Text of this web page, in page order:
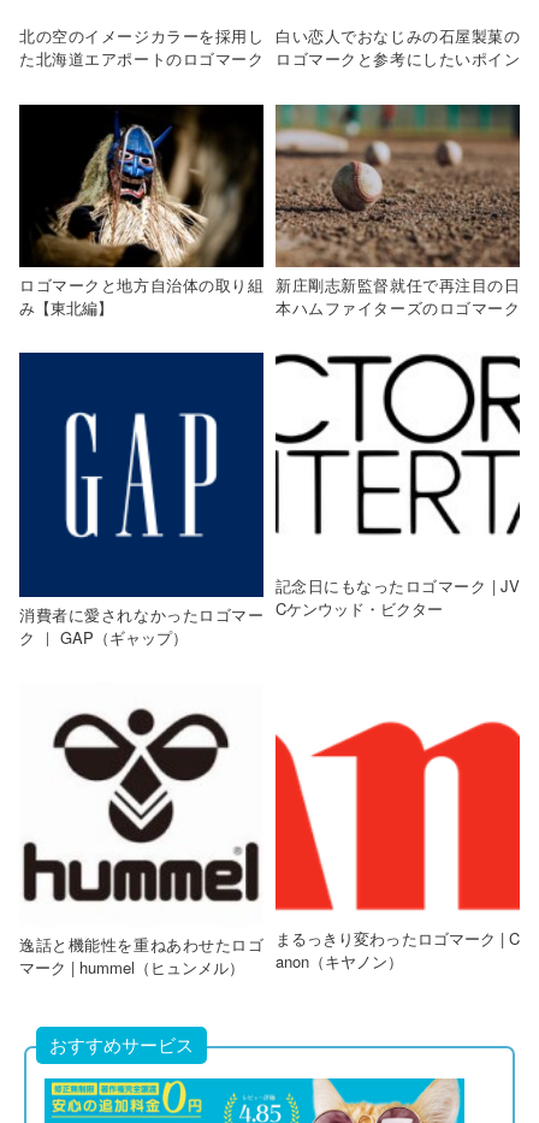
北の空のイメージカラーを採用し
た北海道エアポートのロゴマーク
イント
白い恋人でおなじみの石屋製菓の
ロゴマークと参考にしたいポイン
ロゴマークと地方自治体の取り組
み【東北編】
新庄剛志新監督就任で再注目の日
本ハムファイターズのロゴマーク
消費者に愛されなかったロゴマー
ク ｜ GAP（ギャップ）
記念日にもなったロゴマーク | JV
Cケンウッド・ビクター
逸話と機能性を重ねあわせたロゴ
マーク | hummel（ヒュンメル）
まるっきり変わったロゴマーク | C
anon（キヤノン）
おすすめサービス